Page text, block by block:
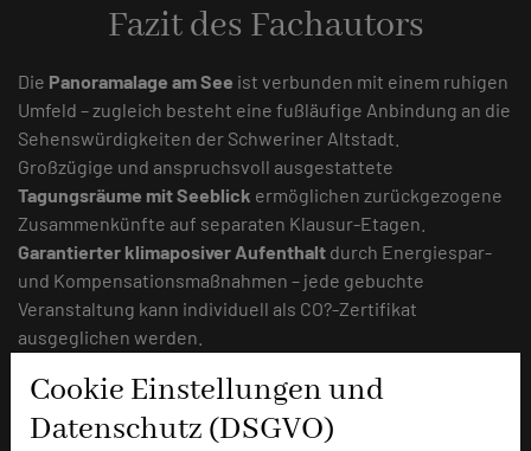
Cookie Einstellungen und
Datenschutz (DSGVO)
Fazit des Fachautors
Die Panoramalage am See ist verbunden mit einem ruhigen
Umfeld – zugleich besteht eine fußläufige Anbindung an die
Sehenswürdigkeiten der Schweriner Altstadt.
Großzügige und anspruchsvoll ausgestattete
Tagungsräume mit Seeblick ermöglichen zurückgezogene
Zusammenkünfte auf separaten Klausur-Etagen.
Garantierter klimaposiver Aufenthalt durch Energiespar-
und Kompensationsmaßnahmen – jede gebuchte
Veranstaltung kann individuell als CO?-Zertifikat
ausgeglichen werden.
Norbert Völkner